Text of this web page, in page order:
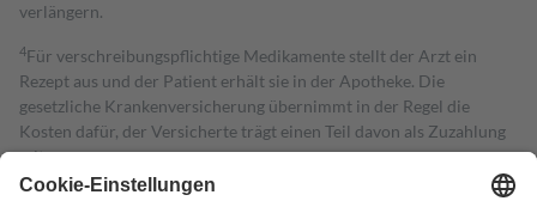
verlängern.
4Für verschreibungspflichtige Medikamente stellt der Arzt ein
Rezept aus und der Patient erhält sie in der Apotheke. Die
gesetzliche Krankenversicherung übernimmt in der Regel die
Kosten dafür, der Versicherte trägt einen Teil davon als Zuzahlung
mit.
Grundsätzlich leisten Mitglieder Zuzahlungen in Höhe von zehn